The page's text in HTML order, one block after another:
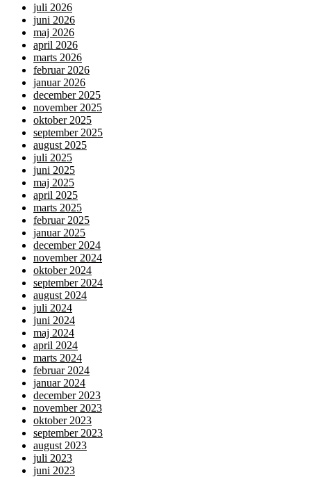
juli 2026
juni 2026
maj 2026
april 2026
marts 2026
februar 2026
januar 2026
december 2025
november 2025
oktober 2025
september 2025
august 2025
juli 2025
juni 2025
maj 2025
april 2025
marts 2025
februar 2025
januar 2025
december 2024
november 2024
oktober 2024
september 2024
august 2024
juli 2024
juni 2024
maj 2024
april 2024
marts 2024
februar 2024
januar 2024
december 2023
november 2023
oktober 2023
september 2023
august 2023
juli 2023
juni 2023